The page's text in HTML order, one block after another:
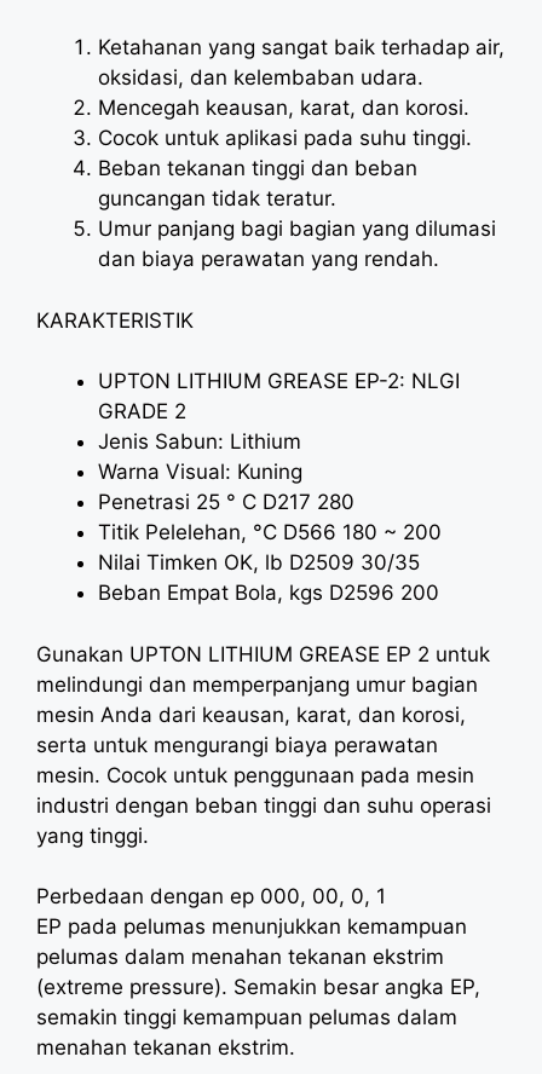
Ketahanan yang sangat baik terhadap air,
oksidasi, dan kelembaban udara.
Mencegah keausan, karat, dan korosi.
Cocok untuk aplikasi pada suhu tinggi.
Beban tekanan tinggi dan beban
guncangan tidak teratur.
Umur panjang bagi bagian yang dilumasi
dan biaya perawatan yang rendah.
KARAKTERISTIK
UPTON LITHIUM GREASE EP-2: NLGI
GRADE 2
Jenis Sabun: Lithium
Warna Visual: Kuning
Penetrasi 25 ° C D217 280
Titik Pelelehan, °C D566 180 ~ 200
Nilai Timken OK, lb D2509 30/35
Beban Empat Bola, kgs D2596 200
Gunakan UPTON LITHIUM GREASE EP 2 untuk
melindungi dan memperpanjang umur bagian
mesin Anda dari keausan, karat, dan korosi,
serta untuk mengurangi biaya perawatan
mesin. Cocok untuk penggunaan pada mesin
industri dengan beban tinggi dan suhu operasi
yang tinggi.
Perbedaan dengan ep 000, 00, 0, 1
EP pada pelumas menunjukkan kemampuan
pelumas dalam menahan tekanan ekstrim
(extreme pressure). Semakin besar angka EP,
semakin tinggi kemampuan pelumas dalam
menahan tekanan ekstrim.